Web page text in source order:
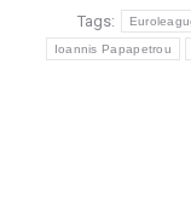
Tags:
Ioannis Papapetrou